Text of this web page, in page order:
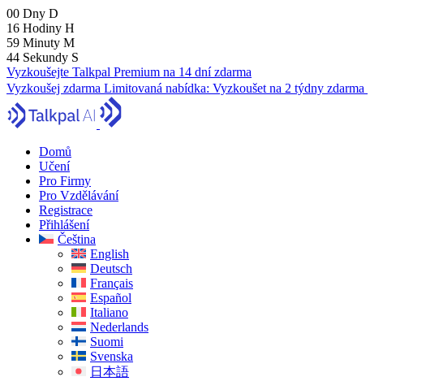
00 Dny D
16 Hodiny H
59 Minuty M
43 Sekundy S
Vyzkoušejte Talkpal Premium na 14 dní zdarma
Vyzkoušej zdarma Limitovaná nabídka: Vyzkoušet na 2 týdny zdarma
Domů
Učení
Pro Firmy
Pro Vzdělávání
Registrace
Přihlášení
Čeština
English
Deutsch
Français
Español
Italiano
Nederlands
Suomi
Svenska
日本語